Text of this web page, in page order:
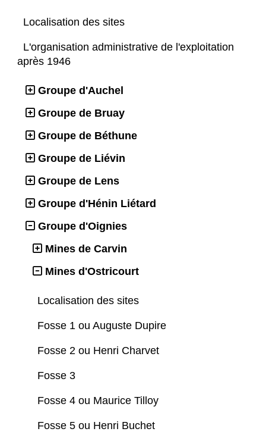
Localisation des sites
L'organisation administrative de l'exploitation
après 1946
Groupe d'Auchel
Groupe de Bruay
Groupe de Béthune
Groupe de Liévin
Groupe de Lens
Groupe d'Hénin Liétard
Groupe d'Oignies
Mines de Carvin
Mines d'Ostricourt
Localisation des sites
Fosse 1 ou Auguste Dupire
Fosse 2 ou Henri Charvet
Fosse 3
Fosse 4 ou Maurice Tilloy
Fosse 5 ou Henri Buchet